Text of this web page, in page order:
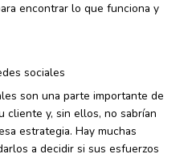
encontrar lo que funciona y
sociales
son una parte importante de
cliente y, sin ellos, no sabrían
estrategia. Hay muchas
a decidir si sus esfuerzos